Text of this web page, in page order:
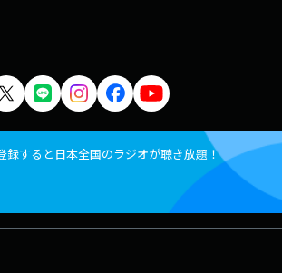
録すると日本全国のラジオが聴き放題！